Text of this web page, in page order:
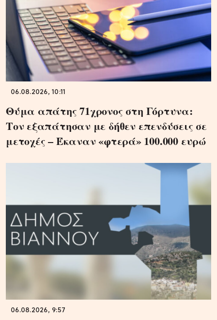
06.08.2026, 10:11
Θύμα απάτης 71χρονος στη Γόρτυνα:
Τον εξαπάτησαν με δήθεν επενδύσεις σε
μετοχές – Έκαναν «φτερά» 100.000 ευρώ
06.08.2026, 9:57